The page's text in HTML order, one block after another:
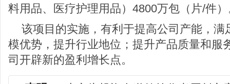
料用品、医疗护理用品）4800万包（片/件
该项目的实施，有利于提高公司产能，
模优势，提升行业地位；提升产品质量和服
司开辟新的盈利增长点。